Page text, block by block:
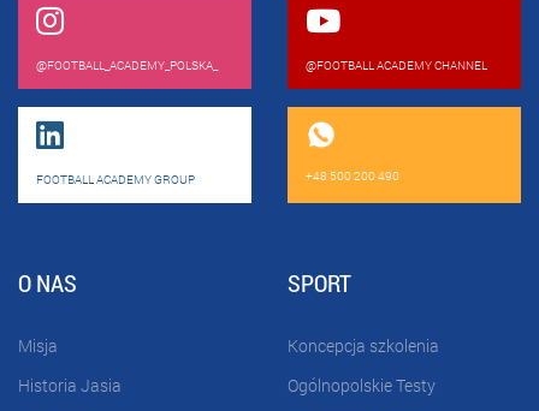
@FOOTBALL_ACADEMY_POLSKA_ @FOOTBALL ACADEMY CHANNEL
FOOTBALL ACADEMY GROUP +48 500 200 490
O NAS
Misja
Historia Jasia
SPORT
Koncepcja szkolenia
Ogólnopolskie Testy